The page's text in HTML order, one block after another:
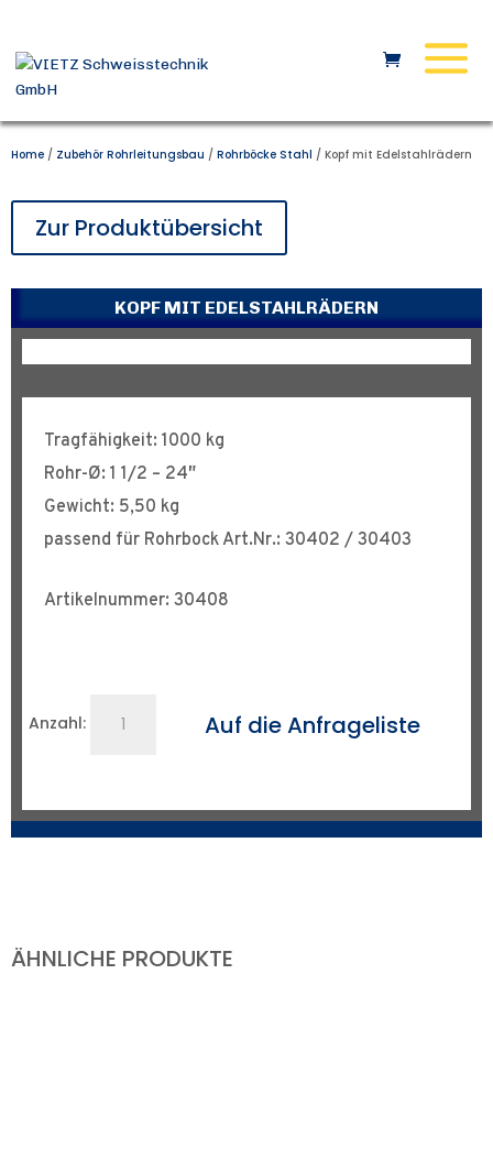
Home / Zubehör Rohrleitungsbau / Rohrböcke Stahl / Kopf mit Edelstahlrädern
Zur Produktübersicht
KOPF MIT EDELSTAHLRÄDERN
Tragfähigkeit: 1000 kg
Rohr-Ø: 1 1/2 – 24″
Gewicht: 5,50 kg
passend für Rohrbock Art.Nr.: 30402 / 30403
Artikelnummer: 30408
Anzahl: Auf die Anfrageliste
ÄHNLICHE PRODUKTE